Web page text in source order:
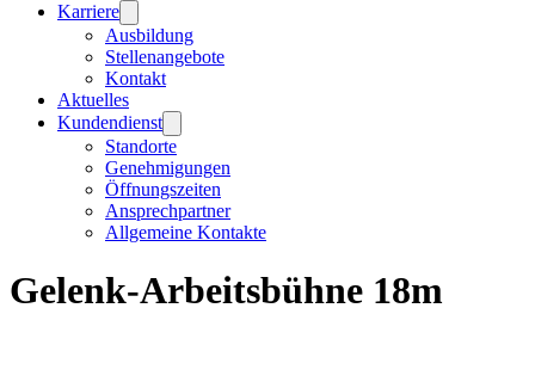
Karriere
Ausbildung
Stellenangebote
Kontakt
Aktuelles
Kundendienst
Standorte
Genehmigungen
Öffnungszeiten
Ansprechpartner
Allgemeine Kontakte
Gelenk-Arbeitsbühne 18m